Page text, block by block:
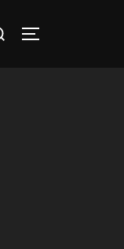
サイドバーと